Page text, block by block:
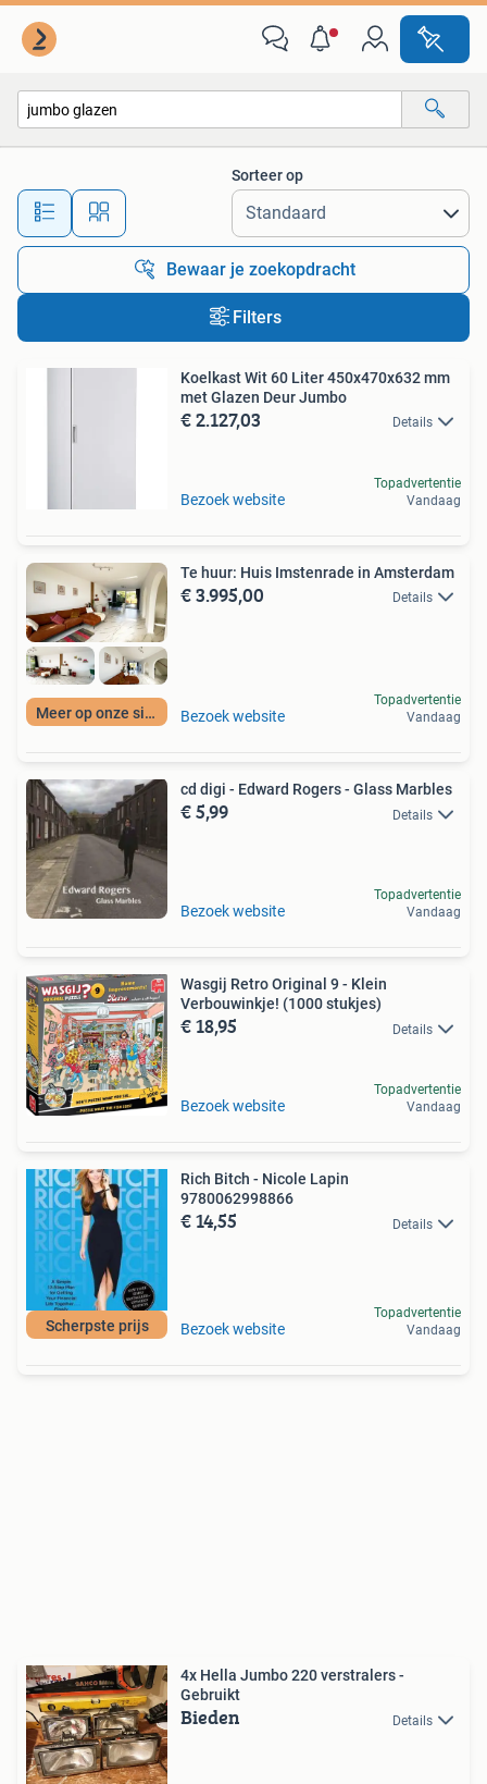
Alle afstanden…
Sorteer op
Bewaar je zoekopdracht
Filters
Koelkast Wit 60 Liter 450x470x632 mm
met Glazen Deur Jumbo
€ 2.127,03 Details
Bezoek website
Topadvertentie
Vandaag
Meer op onze site
Te huur: Huis Imstenrade in Amsterdam
€ 3.995,00 Details
Bezoek website
Topadvertentie
Vandaag
cd digi - Edward Rogers - Glass Marbles
€ 5,99 Details
Bezoek website
Topadvertentie
Vandaag
Wasgij Retro Original 9 - Klein
Verbouwinkje! (1000 stukjes)
€ 18,95 Details
Bezoek website
Topadvertentie
Vandaag
Scherpste prijs
Rich Bitch - Nicole Lapin
9780062998866
€ 14,55 Details
Bezoek website
Topadvertentie
Vandaag
4x Hella Jumbo 220 verstralers -
Gebruikt
Bieden Details